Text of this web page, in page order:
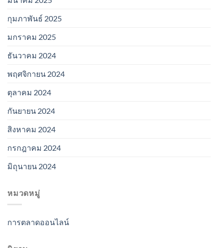
กุมภาพันธ์ 2025
มกราคม 2025
ธันวาคม 2024
พฤศจิกายน 2024
ตุลาคม 2024
กันยายน 2024
สิงหาคม 2024
กรกฎาคม 2024
มิถุนายน 2024
หมวดหมู่
การตลาดออนไลน์